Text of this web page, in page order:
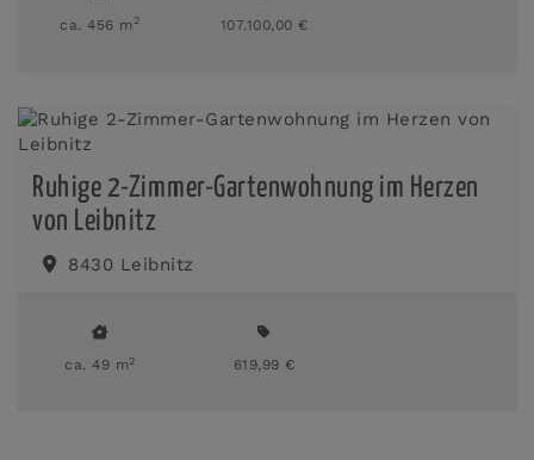
ca. 456 m2 107.100,00 €
Ruhige 2-Zimmer-Gartenwohnung im Herzen
von Leibnitz
8430 Leibnitz
ca. 49 m2 619,99 €